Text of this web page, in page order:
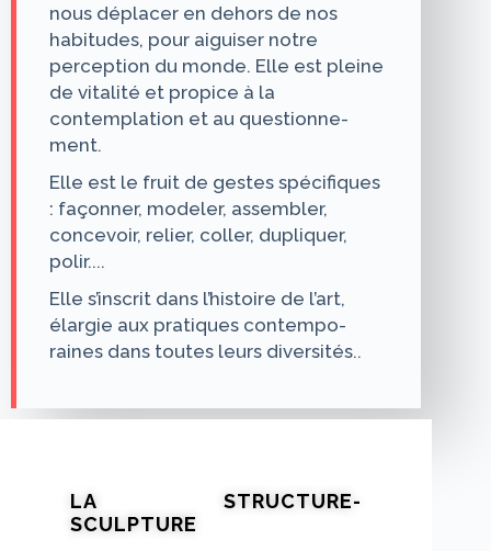
nous déplacer en dehors de nos
habitudes, pour aiguiser notre
perception du monde. Elle est pleine
de vitalité et propice à la
contemplation et au questionne­
ment.
Elle est le fruit de gestes spéci­fiques
: façonner, modeler, as­sembler,
concevoir, relier, coller, dupliquer,
polir....
Elle s’inscrit dans l’histoire de l’art,
élargie aux pratiques contempo­
raines dans toutes leurs diversi­tés..
LA STRUCTURE-
SCULPTURE